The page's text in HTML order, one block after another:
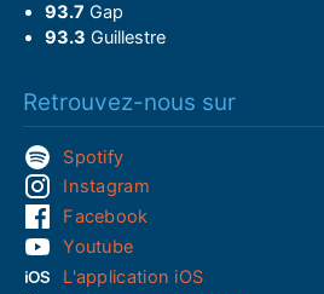
93.7 Gap
93.3 Guillestre
Retrouvez-nous sur
Spotify
Instagram
Facebook
Youtube
L'application iOS